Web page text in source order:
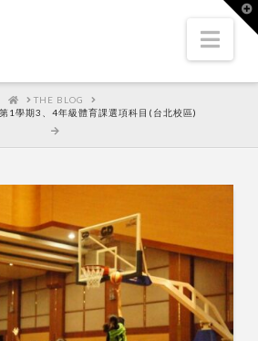
HOME
THE BLOG
1學期3、4年級體育課選項科目(台北校區)